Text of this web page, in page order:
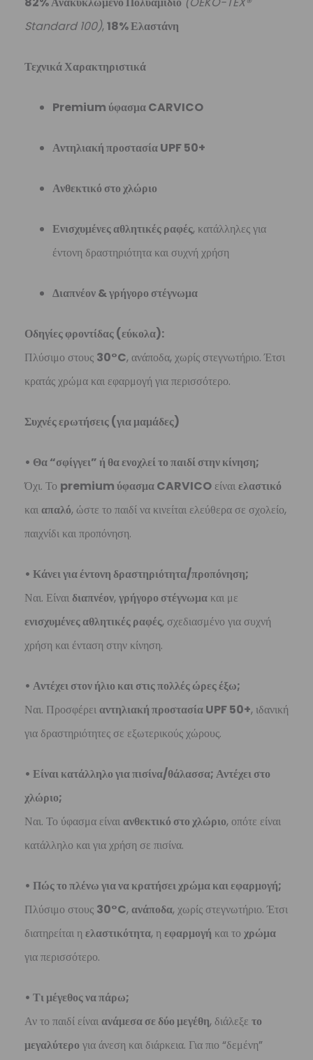
Standard 100), 18% Ελαστάνη
Τεχνικά Χαρακτηριστικά
Premium ύφασμα CARVICO
Αντηλιακή προστασία UPF 50+
Ανθεκτικό στο χλώριο
Ενισχυμένες αθλητικές ραφές, κατάλληλες για
έντονη δραστηριότητα και συχνή χρήση
Διαπνέον & γρήγορο στέγνωμα
Οδηγίες φροντίδας (εύκολα):
Πλύσιμο στους 30°C, ανάποδα, χωρίς στεγνωτήριο. Έτσι
κρατάς χρώμα και εφαρμογή για περισσότερο.
Συχνές ερωτήσεις (για μαμάδες)
• Θα “σφίγγει” ή θα ενοχλεί το παιδί στην κίνηση;
Όχι. Το premium ύφασμα CARVICO είναιελαστικό
καιαπαλό, ώστε το παιδί να κινείται ελεύθερα σε σχολείο,
παιχνίδι και προπόνηση.
• Κάνει για έντονη δραστηριότητα/προπόνηση;
Ναι. Είναι διαπνέον, γρήγορο στέγνωμα και με
ενισχυμένες αθλητικές ραφές, σχεδιασμένο για συχνή
χρήση και ένταση στην κίνηση.
• Αντέχει στον ήλιο και στις πολλές ώρες έξω;
Ναι. Προσφέρειαντηλιακή προστασία UPF 50+, ιδανική
για δραστηριότητες σε εξωτερικούς χώρους.
• Είναι κατάλληλο για πισίνα/θάλασσα; Αντέχει στο
χλώριο;
Ναι. Το ύφασμα είναιανθεκτικό στο χλώριο, οπότε είναι
κατάλληλο και για χρήση σε πισίνα.
• Πώς το πλένω για να κρατήσει χρώμα και εφαρμογή;
Πλύσιμο στους 30°C, ανάποδα, χωρίς στεγνωτήριο. Έτσι
διατηρείται η ελαστικότητα, η εφαρμογή και το χρώμα
για περισσότερο.
• Τι μέγεθος να πάρω;
Αν το παιδί είναιανάμεσα σε δύο μεγέθη, διάλεξε το
μεγαλύτερο για άνεση και διάρκεια. Για πιο “δεμένη”